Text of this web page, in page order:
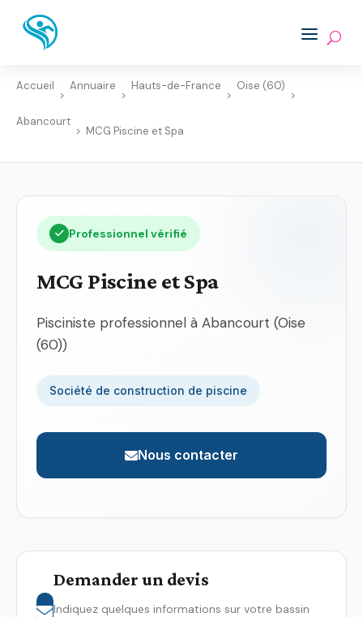
Accueil
>
Annuaire
>
Hauts-de-France
>
Oise (60)
>
Abancourt
> MCG Piscine et Spa
Professionnel vérifié
MCG Piscine et Spa
Pisciniste professionnel à Abancourt (Oise
(60))
Société de construction de piscine
Nous contacter
Demander un devis
Indiquez quelques informations sur votre bassin